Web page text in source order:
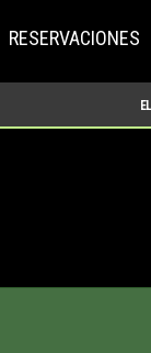
RESERVACIONES